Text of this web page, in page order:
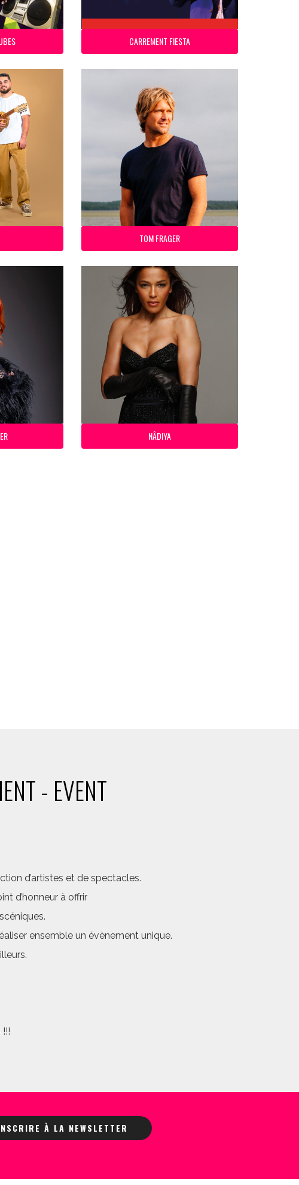
CARREMENT FIESTA
TOM FRAGER
NÂDIYA
- EVENT
d’artistes et de spectacles.
d’honneur à offrir
ensemble un évènement unique.
À LA NEWSLETTER